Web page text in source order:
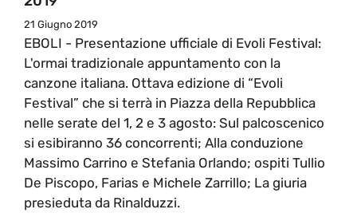
21 Giugno 2019
EBOLI - Presentazione ufficiale di Evoli Festival:
L'ormai tradizionale appuntamento con la
canzone italiana. Ottava edizione di “Evoli
Festival” che si terrà in Piazza della Repubblica
nelle serate del 1, 2 e 3 agosto: Sul palcoscenico
si esibiranno 36 concorrenti; Alla conduzione
Massimo Carrino e Stefania Orlando; ospiti Tullio
De Piscopo, Farias e Michele Zarrillo; La giuria
presieduta da Rinalduzzi.